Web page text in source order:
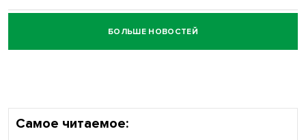
Честный выбор: видеонаблюдение обеспечит
объективность результатов ЕДГ в Новосибирской
БОЛЬШЕ НОВОСТЕЙ
Самое читаемое: